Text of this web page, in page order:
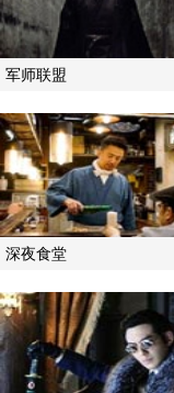
军师联盟
深夜食堂